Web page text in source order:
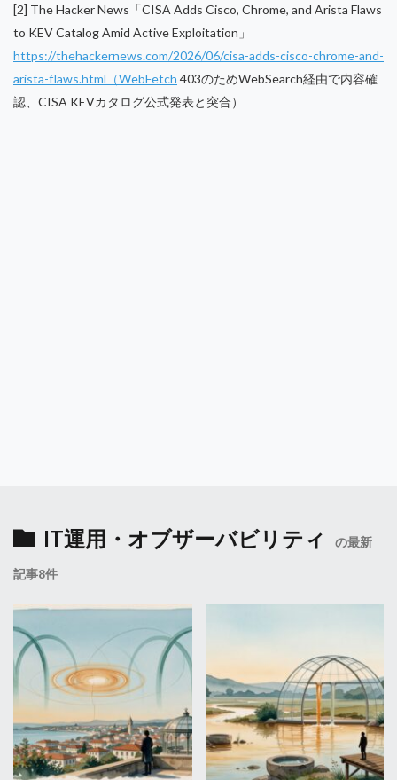
[2] The Hacker News「CISA Adds Cisco, Chrome, and Arista Flaws
to KEV Catalog Amid Active Exploitation」
https://thehackernews.com/2026/06/cisa-adds-cisco-chrome-and-
arista-flaws.html（WebFetch 403のためWebSearch経由で内容確
認、CISA KEVカタログ公式発表と突合）
IT運用・オブザーバビリティ の最新
記事8件